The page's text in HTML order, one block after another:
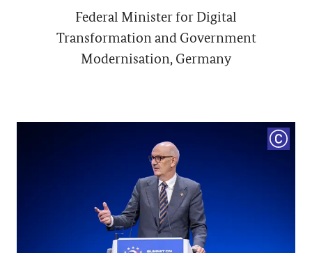
Federal Minister for Digital
Transformation and Government
Modernisation, Germany